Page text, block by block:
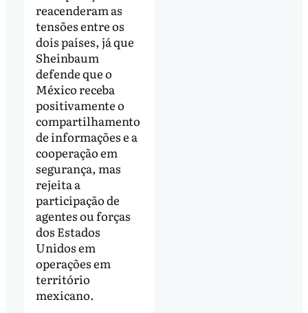
reacenderam as
tensões entre os
dois países, já que
Sheinbaum
defende que o
México receba
positivamente o
compartilhamento
de informações e a
cooperação em
segurança, mas
rejeita a
participação de
agentes ou forças
dos Estados
Unidos em
operações em
território
mexicano.